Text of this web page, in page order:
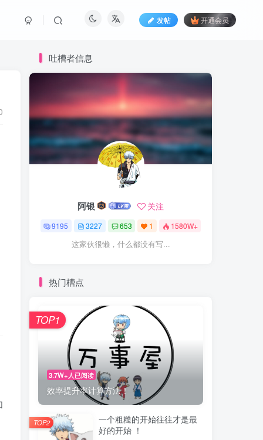
发帖 开通会员
吐槽者信息
阿银 关注
9195 3227 653 1 1580W+
这家伙很懒，什么都没有写...
热门槽点
3.7W+人已阅读
效率提升率计算方法！
TOP1
一个粗糙的开始往往才是最
好的开始 ！
TOP2